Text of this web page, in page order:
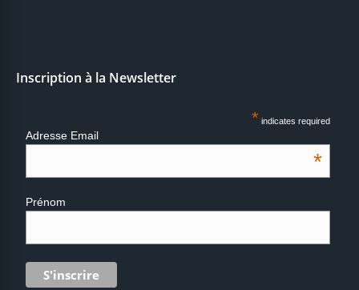
Inscription à la Newsletter
* indicates required
Adresse Email
*
Prénom